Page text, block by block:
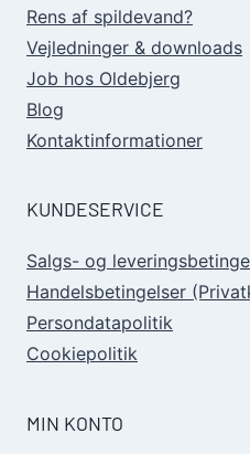
Rens af spildevand?
Vejledninger & downloads
Job hos Oldebjerg
Blog
Kontaktinformationer
KUNDESERVICE
Salgs- og
Handelsbetingelser
Persondatapolitik
Cookiepolitik
MIN KONTO